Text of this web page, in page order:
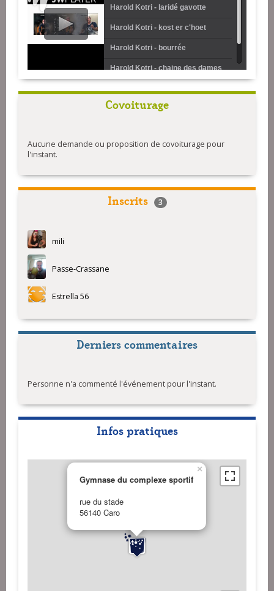
Loquénolé
Harold Kotri - laridé gavotte
Harold Kotri - kost er c'hoet
Harold Kotri - bourrée
Harold Kotri - chaine des dames
Covoiturage
Aucune demande ou proposition de covoiturage pour
l'instant.
Inscrits 3
mili
Passe-Crassane
Estrella 56
Derniers commentaires
Personne n'a commenté l'événement pour l'instant.
Infos pratiques
Gymnase du complexe sportif
rue du stade
56140 Caro
×